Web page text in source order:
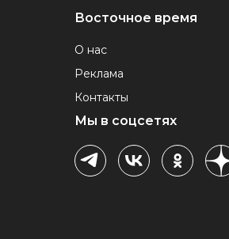
Восточное время
О нас
Реклама
Контакты
Мы в соцсетях